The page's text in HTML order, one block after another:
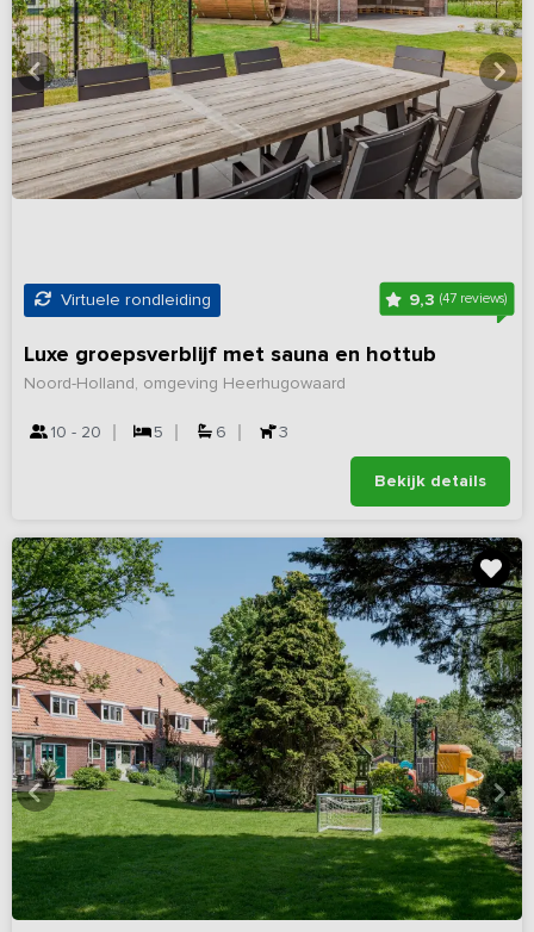
Virtuele rondleiding 9,3(47 reviews)
Luxe groepsverblijf met sauna en hottub
Noord-Holland, omgeving Heerhugowaard
10 - 20 5 6 3
Bekijk details